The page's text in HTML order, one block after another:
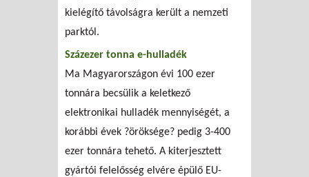
kielégítő távolságra került a nemzeti
parktól.
Százezer tonna e-hulladék
Ma Magyarországon évi 100 ezer
tonnára becsülik a keletkező
elektronikai hulladék mennyiségét, a
korábbi évek ?öröksége? pedig 3-400
ezer tonnára tehető. A kiterjesztett
gyártói felelősség elvére épülő EU-